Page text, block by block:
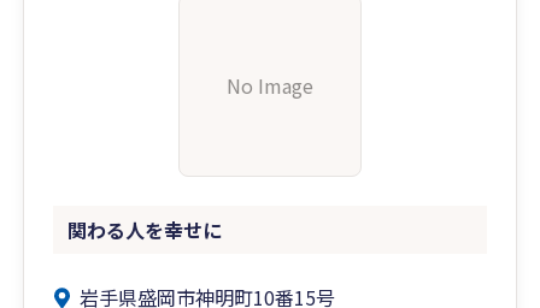
社あまりの再建に関わってきました。
ントは経営者の姿勢だと痛感しております。
No Image
関わる人を幸せに
岩手県盛岡市神明町10番15号